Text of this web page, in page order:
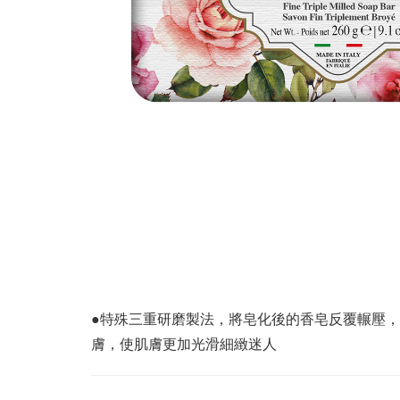
●特殊三重研磨製法，將皂化後的香皂反覆輾壓
膚，使肌膚更加光滑細緻迷人